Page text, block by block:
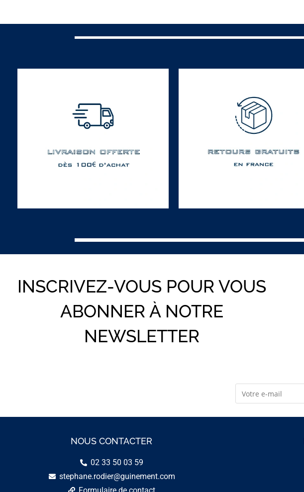
INSCRIVEZ-VOUS POUR VOUS
ABONNER À NOTRE
NEWSLETTER
NOUS CONTACTER
02 33 50 03 59
stephane.rodier@guinement.com